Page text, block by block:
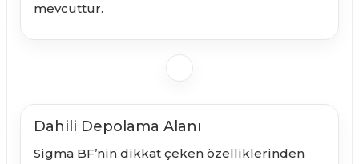
mevcuttur.
Dahili Depolama Alanı
Sigma BF’nin dikkat çeken özelliklerinden